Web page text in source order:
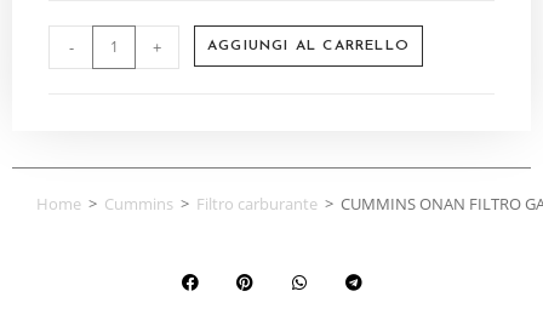
- + AGGIUNGI AL CARRELLO
Home > Cummins > Filtro carburante > CUMMINS ONAN FILTRO